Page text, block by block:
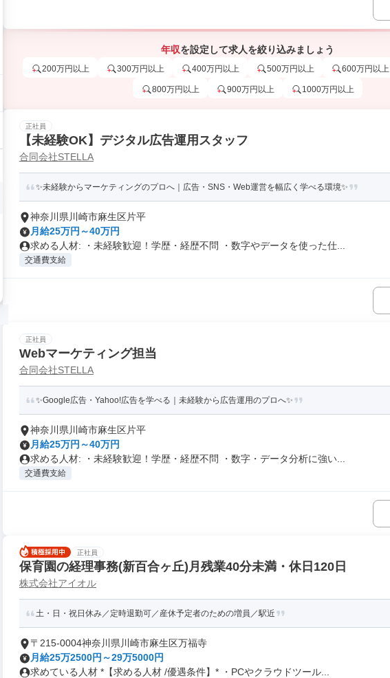
年収を設定して求人を絞り込みましょう
200万円以上 300万円以上 400万円以上 500万円以上 600万円以上
800万円以上 900万円以上 1000万円以上
正社員
【未経験OK】デジタル広告運用スタッフ
合同会社STELLA
✨未経験からマーケティングのプロへ｜広告・SNS・Web運営を幅広く学べる環境✨
神奈川県川崎市麻生区片平
月給25万円～40万円
求める人材: ・未経験歓迎！学歴・経歴不問 ・数字やデータを使った仕...
交通費支給
正社員
Webマーケティング担当
合同会社STELLA
✨Google広告・Yahoo!広告を学べる｜未経験から広告運用のプロへ✨
神奈川県川崎市麻生区片平
月給25万円～40万円
求める人材: ・未経験歓迎！学歴・経歴不問 ・数字・データ分析に強い...
交通費支給
正社員
保育園の経理事務(新百合ヶ丘)月残業40分未満・休日120日
株式会社アイオル
土・日・祝日休み／定時退勤可／産休予定者のための増員／駅近
〒215-0004神奈川県川崎市麻生区万福寺
月給25万2500円～29万5000円
求めている人材 *【求める人材 /優遇条件】* ・PCやクラウドツール...